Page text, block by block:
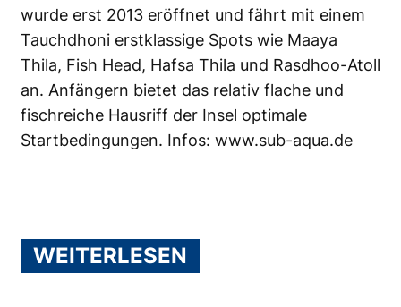
wurde erst 2013 eröffnet und fährt mit einem
Tauchdhoni erstklassige Spots wie Maaya
Thila, Fish Head, Hafsa Thila und Rasdhoo-Atoll
an. Anfängern bietet das relativ flache und
fischreiche Hausriff der Insel optimale
Startbedingungen. Infos: www.sub-aqua.de
WEITERLESEN